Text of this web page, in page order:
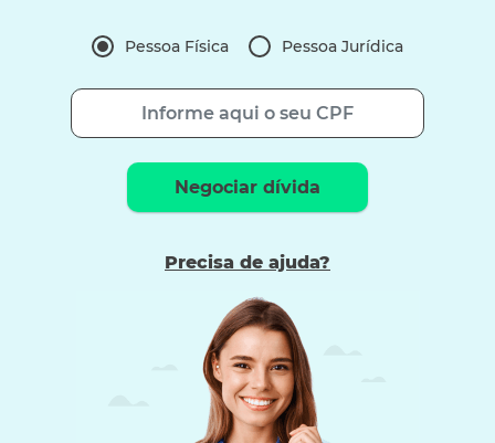
Pessoa Física Pessoa Jurídica
Negociar dívida
Precisa de ajuda?